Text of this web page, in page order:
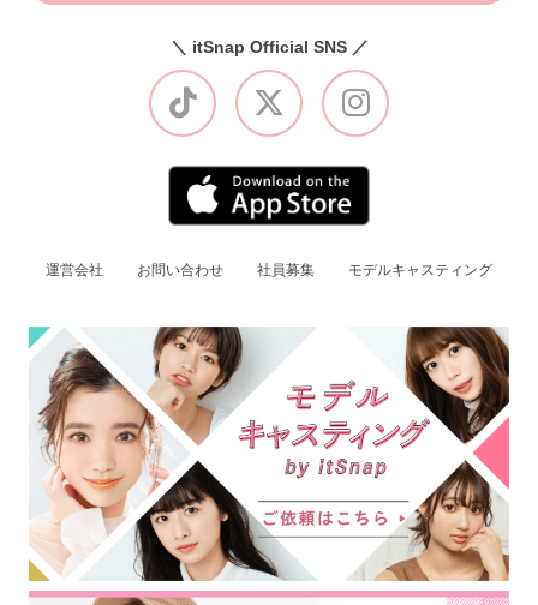
＼ itSnap Official SNS ／
運営会社 お問い合わせ 社員募集 モデルキャスティング